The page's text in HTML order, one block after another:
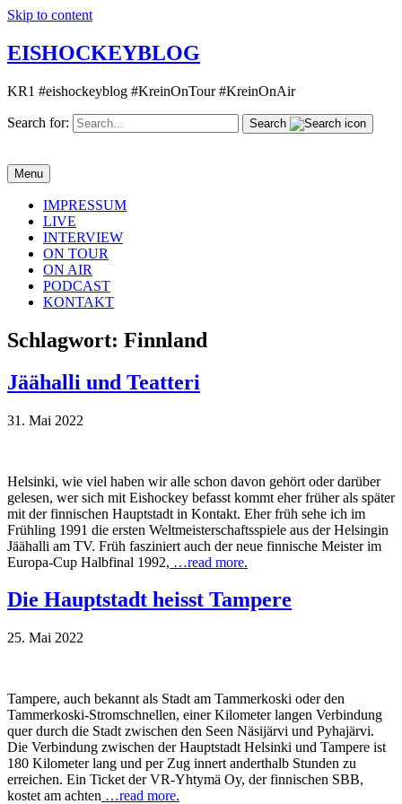
Skip to content
EISHOCKEYBLOG
KR1 #eishockeyblog #KreinOnTour #KreinOnAir
Search for: Search
Menu
IMPRESSUM
LIVE
INTERVIEW
ON TOUR
ON AIR
PODCAST
KONTAKT
Schlagwort: Finnland
Jäähalli und Teatteri
31. Mai 2022
Helsinki, wie viel haben wir alle schon davon gehört oder darüber
gelesen, wer sich mit Eishockey befasst kommt eher früher als später
mit der finnischen Hauptstadt in Kontakt. Eher früh sehe ich im
Frühling 1991 die ersten Weltmeisterschaftsspiele aus der Helsingin
Jäähalli am TV. Früh fasziniert auch der neue finnische Meister im
Europa-Cup Halbfinal 1992, …read more.
Die Hauptstadt heisst Tampere
25. Mai 2022
Tampere, auch bekannt als Stadt am Tammerkoski oder den
Tammerkoski-Stromschnellen, einer Kilometer langen Verbindung
quer durch die Stadt zwischen den Seen Näsijärvi und Pyhajärvi.
Die Verbindung zwischen der Hauptstadt Helsinki und Tampere ist
180 Kilometer lang und per Zug innert anderthalb Stunden zu
erreichen. Ein Ticket der VR-Yhtymä Oy, der finnischen SBB,
kostet am achten …read more.